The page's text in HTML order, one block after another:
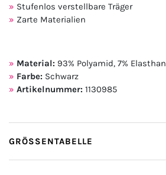
Stufenlos verstellbare Träger
Zarte Materialien
Material: 93% Polyamid, 7% Elasthan
Farbe: Schwarz
Artikelnummer: 1130985
GRÖSSENTABELLE